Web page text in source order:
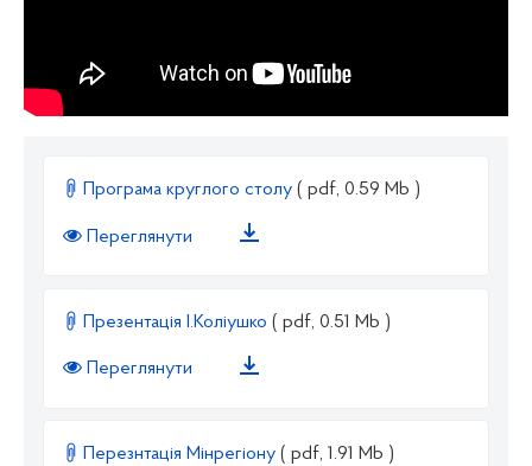
Програма круглого столу ( pdf, 0.59 Mb )
Переглянути
Презентація І.Коліушко ( pdf, 0.51 Mb )
Переглянути
Перезнтація Мінрегіону ( pdf, 1.91 Mb )